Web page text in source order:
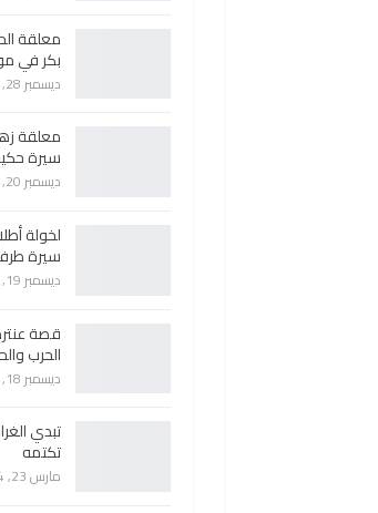
معلقة
بكر في
ديسمبر 28, 2024
معلقة
سيرة
ديسمبر 20, 2024
لخولة
سيرة
ديسمبر 19, 2024
قصة
الحرب
ديسمبر 18, 2024
تبدي
تكتمه
مارس 23, 2024